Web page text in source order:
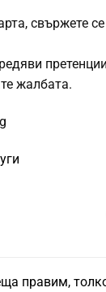
свържете
жалбата.
правим,